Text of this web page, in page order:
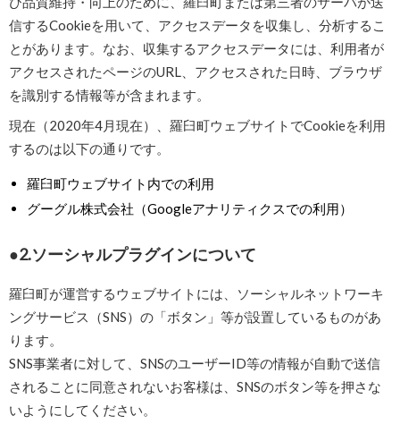
信するCookieを用いて、アクセスデータを収集し、分析するこ
とがあります。なお、収集するアクセスデータには、利用者が
アクセスされたページのURL、アクセスされた日時、ブラウザ
を識別する情報等が含まれます。
現在（2020年4月現在）、羅臼町ウェブサイトでCookieを利用
するのは以下の通りです。
羅臼町ウェブサイト内での利用
グーグル株式会社 （Googleアナリティクスでの利用）
2.ソーシャルプラグインについて
羅臼町が運営するウェブサイトには、ソーシャルネットワーキ
ングサービス（SNS）の「ボタン」等が設置しているものがあ
ります。
SNS事業者に対して、SNSのユーザーID等の情報が自動で送信
されることに同意されないお客様は、SNSのボタン等を押さな
いようにしてください。